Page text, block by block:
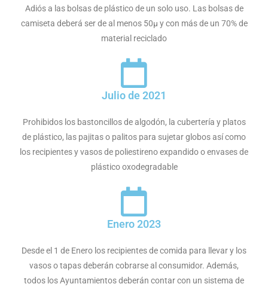
Adiós a las bolsas de plástico de un solo uso. Las bolsas de
camiseta deberá ser de al menos 50µ y con más de un 70% de
material reciclado
Julio de 2021
Prohibidos los bastoncillos de algodón, la cubertería y platos
de plástico, las pajitas o palitos para sujetar globos así como
los recipientes y vasos de poliestireno expandido o envases de
plástico oxodegradable
Enero 2023
Desde el 1 de Enero los recipientes de comida para llevar y los
vasos o tapas deberán cobrarse al consumidor. Además,
todos los Ayuntamientos deberán contar con un sistema de